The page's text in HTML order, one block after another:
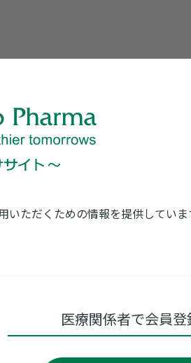
ただくための情報を提供してい
医療関係者で会員
※印刷がうまくいかない